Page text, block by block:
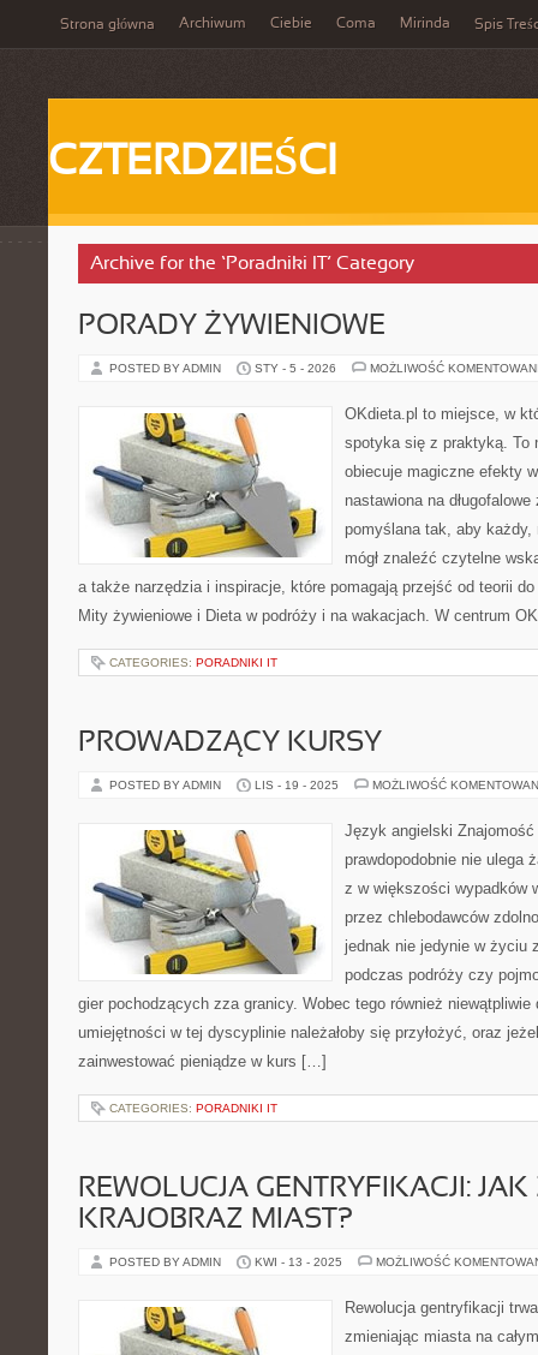
Strona główna Archiwum Ciebie Coma Mirinda Spis
CZTERDZIEŚCI
Archive for the ‘Poradniki IT’ Category
PORADY ŻYWIENIOWE
POSTED BY ADMIN STY - 5 - 2026 MOŻLIWOŚĆ
OKdieta.pl to miejsce, w
spotyka się z praktyką. To
obiecuje magiczne efekty
nastawiona na
pomyślana tak, aby
mógł znaleźć czytelne
a także narzędzia i inspiracje, które pomagają przejść od teorii
Mity żywieniowe i Dieta w podróży i na wakacjach. W centrum
CATEGORIES: PORADNIKI IT
PROWADZĄCY KURSY
POSTED BY ADMIN LIS - 19 - 2025 MOŻLIWOŚĆ
Język angielski
prawdopodobnie nie ulega
z w większości wypadków
przez chlebodawców
jednak nie jedynie w życiu
podczas podróży czy
gier pochodzących zza granicy. Wobec tego również niewątpliwie
umiejętności w tej dyscyplinie należałoby się przyłożyć, oraz
zainwestować pieniądze w kurs […]
CATEGORIES: PORADNIKI IT
REWOLUCJA GENTRYFIKACJI:
KRAJOBRAZ MIAST?
POSTED BY ADMIN KWI - 13 - 2025 MOŻLIWOŚĆ
Rewolucja gentryfikacji
zmieniając miasta na